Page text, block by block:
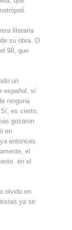
literaria
su obra. O
98, que
un
español, si
ninguna
es cierto,
gozaron
en
entonces
el
en el
olvido en
ya se